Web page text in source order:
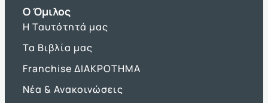
O Όμιλος
Η Ταυτότητά μας
Τα Βιβλία μας
Franchise ΔΙΑΚΡΟΤΗΜΑ
Νέα & Ανακοινώσεις